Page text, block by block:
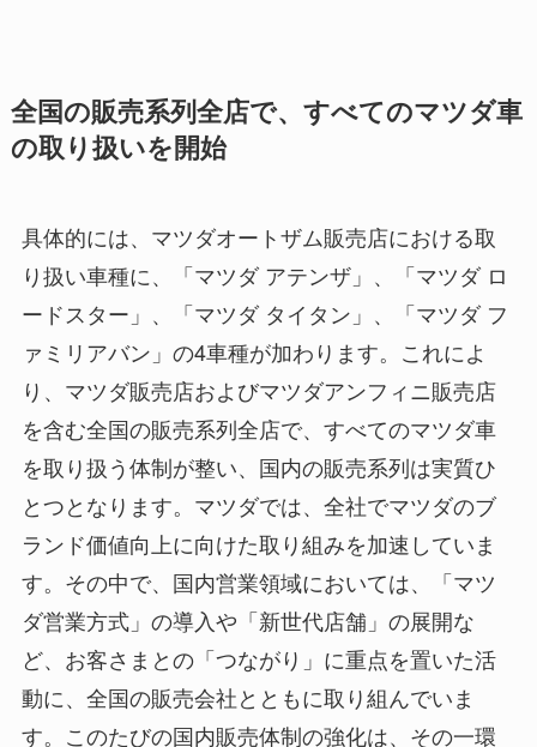
全国の販売系列全店で、すべてのマツダ車
の取り扱いを開始
具体的には、マツダオートザム販売店における取
り扱い車種に、「マツダ アテンザ」、「マツダ ロ
ードスター」、「マツダ タイタン」、「マツダ フ
ァミリアバン」の4車種が加わります。これによ
り、マツダ販売店およびマツダアンフィニ販売店
を含む全国の販売系列全店で、すべてのマツダ車
を取り扱う体制が整い、国内の販売系列は実質ひ
とつとなります。マツダでは、全社でマツダのブ
ランド価値向上に向けた取り組みを加速していま
す。その中で、国内営業領域においては、「マツ
ダ営業方式」の導入や「新世代店舗」の展開な
ど、お客さまとの「つながり」に重点を置いた活
動に、全国の販売会社とともに取り組んでいま
す。このたびの国内販売体制の強化は、その一環